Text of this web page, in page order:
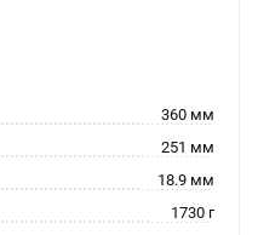
360 мм
251 мм
18.9 мм
1730 г